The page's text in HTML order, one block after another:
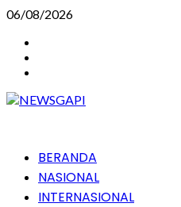
Skip
content
06/08/2026
PrimaryBERANDA
NASIONAL
INTERNASIONAL